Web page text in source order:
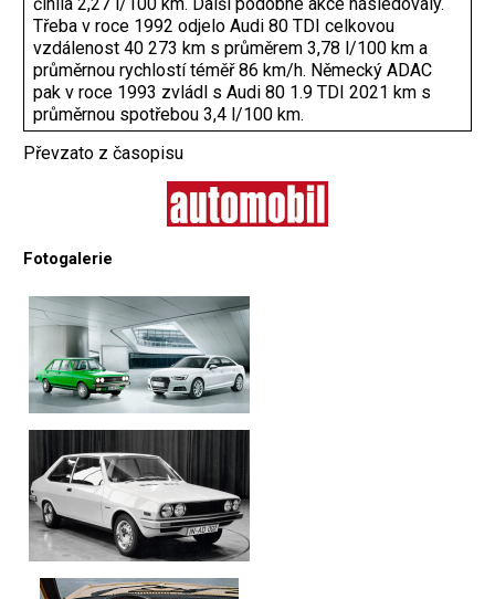
Třeba v roce 1992 odjelo Audi 80 TDI celkovou
vzdálenost 40 273 km s průměrem 3,78 l/100 km a
průměrnou rychlostí téměř 86 km/h. ­Německý ADAC
pak v roce 1993 zvládl s Audi 80 1.9 TDI 2021 km s
průměrnou spotřebou 3,4 l/100 km.
Převzato z časopisu
Fotogalerie